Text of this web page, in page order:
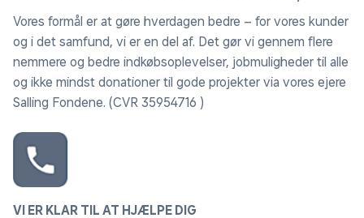
Ombyg gasgrillen til kul på kun 30 sekunder.
Ensartet varmefordeling takket være innovativt
Air-Flow-system.
tænd op med brænderne i gasgrillen.
Art. Nr. 140070
Vores formål er at gøre hverdagen bedre – for vores kunder
og i det samfund, vi er en del af. Det gør vi gennem flere
nemmere og bedre indkøbsoplevelser, jobmuligheder til alle
og ikke mindst donationer til gode projekter via vores ejere
Salling Fondene. (CVR 35954716 )
VI ER KLAR TIL AT HJÆLPE DIG